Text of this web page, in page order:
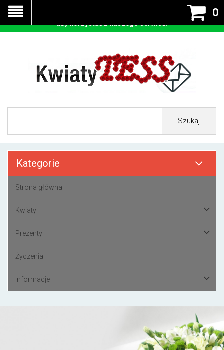
0
Szukaj
Kategorie
Strona główna
Kwiaty
Prezenty
Życzenia
Informacje
Nasza strona korzysta z cookies - czyli tzw ciastek w celu
prawidłowego działania. Zaakceptuj przyjmowanie cookies
aby korzystać z naszego serwisu.